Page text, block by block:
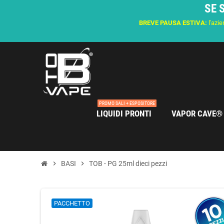
SE
BREVE PAUSA ESTIVA:
LIQUIDI PRONTI
PROMO SALI + ESPOSITORE
VAPOR CAVE®
chevron_right BASI chevron_right TOB - PG 25ml dieci pezzi
PACCHETTO